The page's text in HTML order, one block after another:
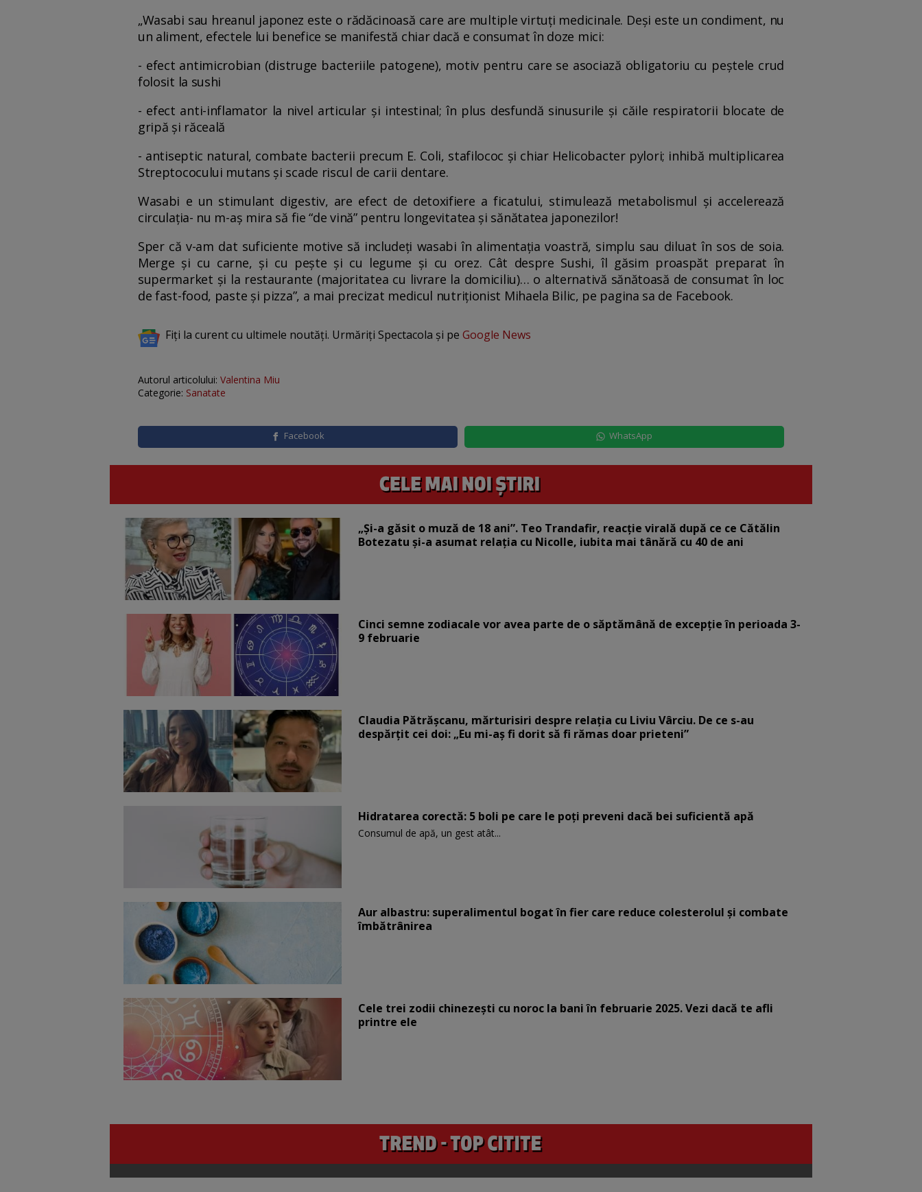
„Wasabi sau hreanul japonez este o rădăcinoasă care are multiple virtuți medicinale. Deși este un condiment, nu
un aliment, efectele lui benefice se manifestă chiar dacă e consumat în doze mici:
- efect antimicrobian (distruge bacteriile patogene), motiv pentru care se asociază obligatoriu cu peștele crud
folosit la sushi
- efect anti-inflamator la nivel articular și intestinal; în plus desfundă sinusurile și căile respiratorii blocate de
gripă și răceală
- antiseptic natural, combate bacterii precum E. Coli, stafilococ și chiar Helicobacter pylori; inhibă multiplicarea
Streptococului mutans și scade riscul de carii dentare.
Wasabi e un stimulant digestiv, are efect de detoxifiere a ficatului, stimulează metabolismul și accelerează
circulația- nu m-aș mira să fie “de vină” pentru longevitatea și sănătatea japonezilor!
Sper că v-am dat suficiente motive să includeți wasabi în alimentația voastră, simplu sau diluat în sos de soia.
Merge și cu carne, și cu pește și cu legume și cu orez. Cât despre Sushi, îl găsim proaspăt preparat în
supermarket și la restaurante (majoritatea cu livrare la domiciliu)… o alternativă sănătoasă de consumat în loc
de fast-food, paste și pizza”, a mai precizat medicul nutriționist Mihaela Bilic, pe pagina sa de Facebook.
Fiți la curent cu ultimele noutăți. Urmăriți Spectacola și pe Google News
Autorul articolului: Valentina Miu
Categorie: Sanatate
Facebook WhatsApp
„Și-a găsit o muză de 18 ani”. Teo Trandafir, reacție virală după ce ce Cătălin
Botezatu și-a asumat relația cu Nicolle, iubita mai tânără cu 40 de ani
Cinci semne zodiacale vor avea parte de o săptămână de excepție în perioada 3-
9 februarie
Claudia Pătrășcanu, mărturisiri despre relația cu Liviu Vârciu. De ce s-au
despărțit cei doi: „Eu mi-aș fi dorit să fi rămas doar prieteni”
Hidratarea corectă: 5 boli pe care le poți preveni dacă bei suficientă apă
Consumul de apă, un gest atât...
Aur albastru: superalimentul bogat în fier care reduce colesterolul și combate
îmbătrânirea
Cele trei zodii chinezești cu noroc la bani în februarie 2025. Vezi dacă te afli
printre ele